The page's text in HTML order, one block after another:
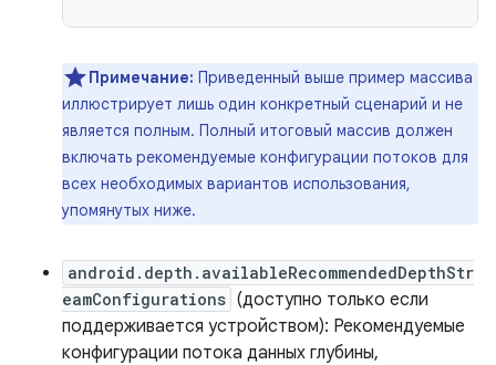
Примечание: Приведенный выше пример массива
иллюстрирует лишь один конкретный сценарий и не
является полным. Полный итоговый массив должен
включать рекомендуемые конфигурации потоков для
всех необходимых вариантов использования,
упомянутых ниже.
android.depth.availableRecommendedDepthStr
eamConfigurations (доступно только если
поддерживается устройством): Рекомендуемые
конфигурации потока данных глубины,